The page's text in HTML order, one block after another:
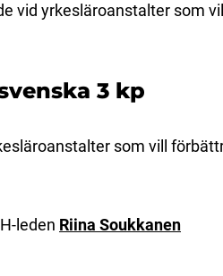
vid yrkesläroanstalter som
3 kp
som vill
leden Riina Soukkanen